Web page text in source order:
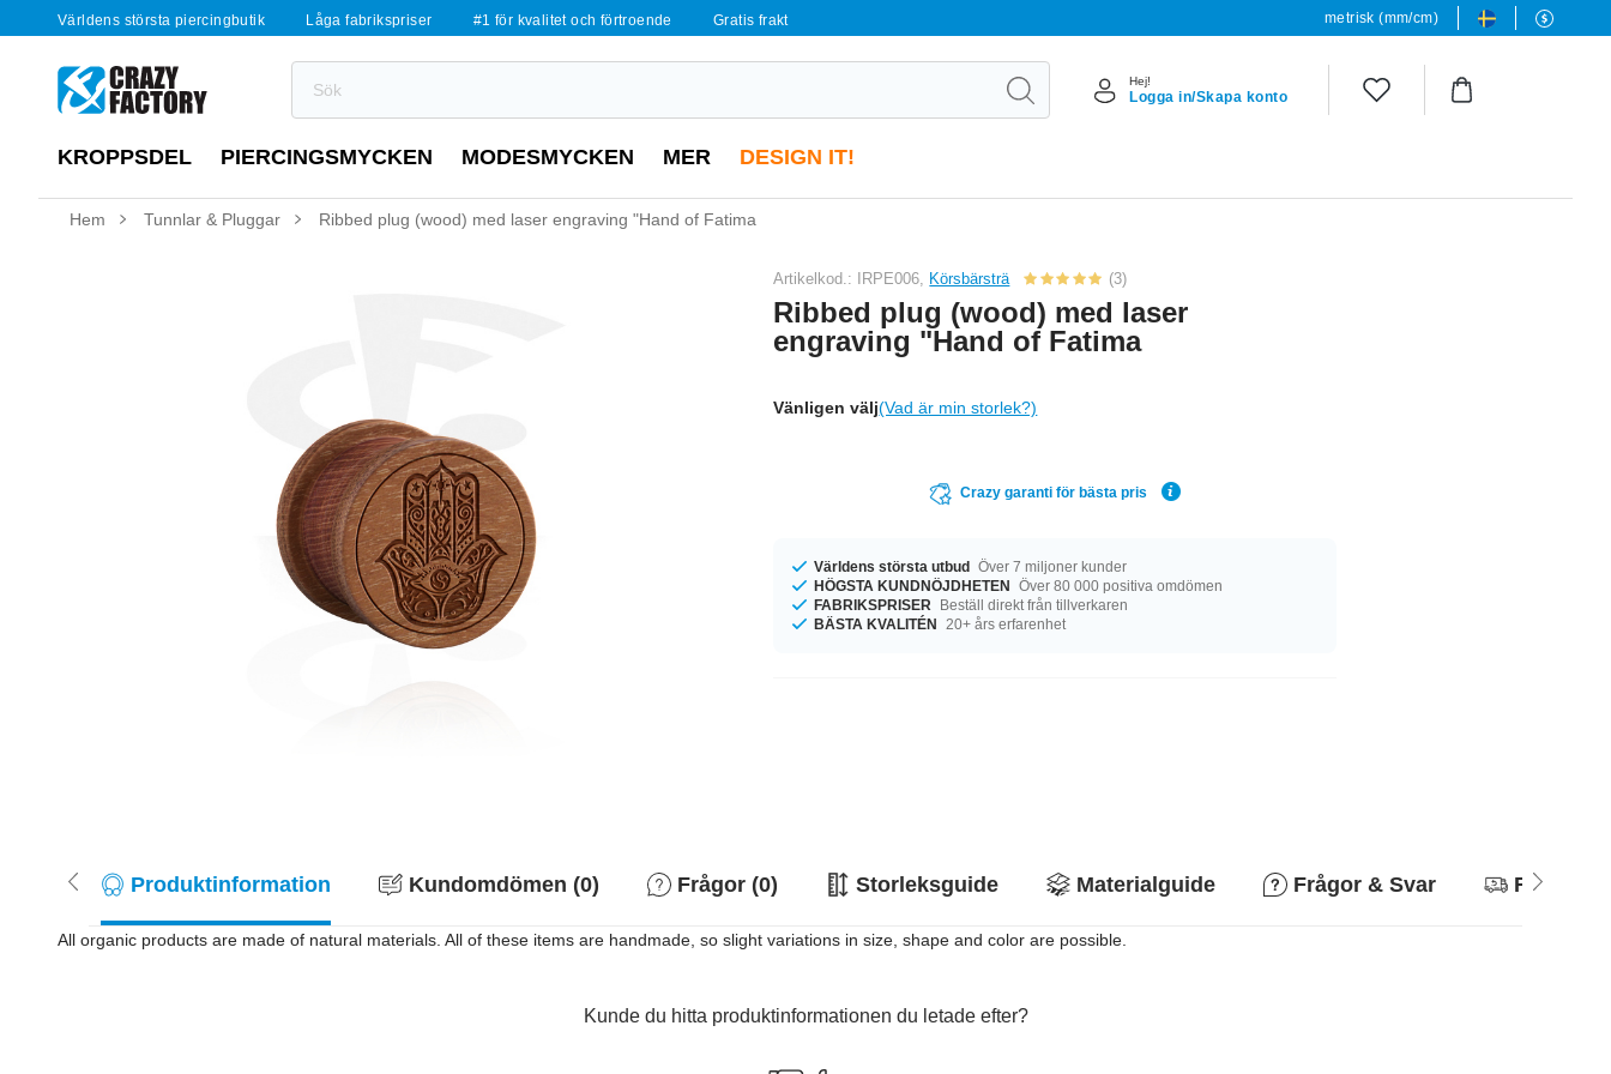
Världens största piercingbutik Låga fabrikspriser #1 för kvalitet och förtroende Gratis frakt metrisk (mm/cm)
Hej!
Logga in/Skapa konto
KROPPSDEL PIERCINGSMYCKEN MODESMYCKEN MER DESIGN IT!
Hem Tunnlar & Pluggar Ribbed plug (wood) med laser engraving "Hand of Fatima
Artikelkod.: IRPE006, Körsbärsträ (3)
Ribbed plug (wood) med laser
engraving "Hand of Fatima
Vänligen välj(Vad är min storlek?)
Crazy garanti för bästa pris
Världens största utbud Över 7 miljoner kunder
HÖGSTA KUNDNÖJDHETEN Över 80 000 positiva omdömen
FABRIKSPRISER
Beställ direkt från tillverkaren
BÄSTA KVALITÉN
20+ års erfarenhet
Produktinformation Kundomdömen (0) Frågor (0) Storleksguide Materialguide Frågor & Svar
All organic products are made of natural materials. All of these items are handmade, so slight variations in size, shape and color are possible.
Kunde du hitta produktinformationen du letade efter?